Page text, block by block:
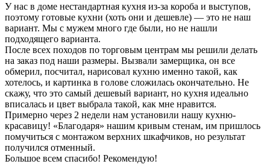
У нас в доме нестандартная кухня из-за короба и выступов,
поэтому готовые кухни (хоть они и дешевле) — это не наш
вариант. Мы с мужем много где были, но не нашли
подходящего варианта.
После всех походов по торговым центрам мы решили делать
на заказ под наши размеры. Вызвали замерщика, он все
обмерил, посчитал, нарисовал кухню именно такой, как
хотелось, и картинка в голове сложилась окончательно. Не
скажу, что это самый дешевый вариант, но кухня идеально
вписалась и цвет выбрала такой, как мне нравится.
Примерно через 2 недели нам установили нашу кухню-
красавицу! «Благодаря» нашим кривым стенам, им пришлось
помучиться с монтажом верхних шкафчиков, но результат
получился отменный.
Большое всем спасибо! Рекомендую!